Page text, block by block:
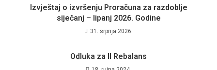
Izvještaj o izvršenju Proračuna za razdoblje
siječanj – lipanj 2026. Godine
31. srpnja 2026.
Odluka za II Rebalans